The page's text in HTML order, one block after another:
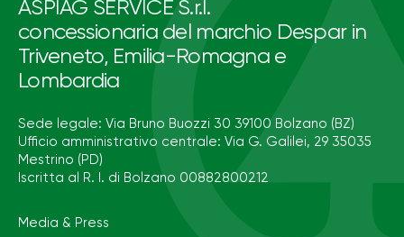
ASPIAG SERVICE S.r.l.
concessionaria del marchio Despar in
Triveneto, Emilia-Romagna e
Lombardia
Sede legale: Via Bruno Buozzi 30 39100 Bolzano (BZ)
Ufficio amministrativo centrale: Via G. Galilei, 29 35035
Mestrino (PD)
Iscritta al R. I. di Bolzano 00882800212
Media & Press